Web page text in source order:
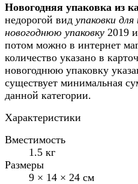
Новогодняя упаковка из
недорогой вид упаковки
новогоднюю упаковку 2019
потом можно в интернет
количество указано в
новогоднюю упаковку
существует минимальная
данной категории.
Характеристики
Вместимость
1.5 кг
Размеры
9 × 14 × 24 см